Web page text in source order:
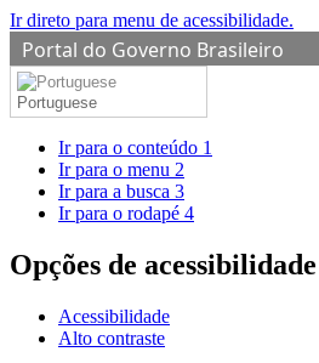
Ir direto para menu de acessibilidade.
Portal do Governo Brasileiro
Portuguese
Ir para o conteúdo 1
Ir para o menu 2
Ir para a busca 3
Ir para o rodapé 4
Opções de acessibilidade
Acessibilidade
Alto contraste